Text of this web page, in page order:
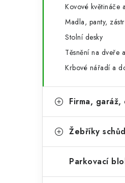
Kovové květináče
Madla, panty,
Stolní desky
Těsnění na dveře
Krbové nářadí a
Firma,
Žebříky
Parkovací